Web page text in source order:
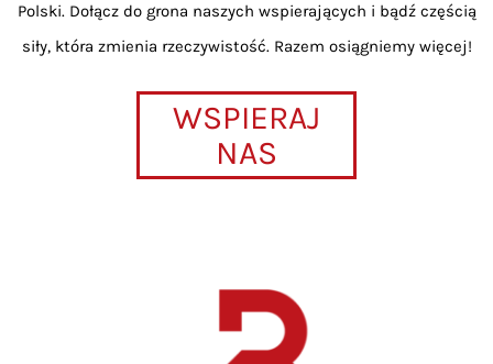
Polski. Dołącz do grona naszych wspierających i bądź częścią
siły, która zmienia rzeczywistość. Razem osiągniemy więcej!
WSPIERAJ
NAS